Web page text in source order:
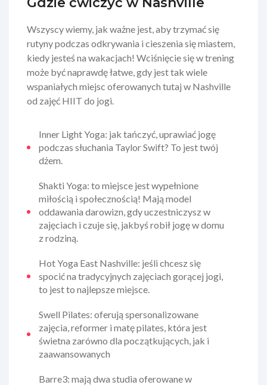
Wszyscy wiemy, jak ważne jest, aby trzymać się
rutyny podczas odkrywania i cieszenia się miastem,
kiedy jesteś na wakacjach! Wciśnięcie się w trening
może być naprawdę łatwe, gdy jest tak wiele
wspaniałych miejsc oferowanych tutaj w Nashville
od zajęć HIIT do jogi.
Inner Light Yoga: jak tańczyć, uprawiać jogę
podczas słuchania Taylor Swift? To jest twój
dżem.
Shakti Yoga: to miejsce jest wypełnione
miłością i społecznością! Mają model
oddawania darowizn, gdy uczestniczysz w
zajęciach i czuje się, jakbyś robił jogę w domu
z rodziną.
Hot Yoga East Nashville: jeśli chcesz się
spocić na tradycyjnych zajęciach gorącej jogi,
to jest to najlepsze miejsce.
Swell Pilates: oferują spersonalizowane
zajęcia, reformer i matę pilates, która jest
świetna zarówno dla początkujących, jak i
zaawansowanych
Barre3: mają dwa studia oferowane w